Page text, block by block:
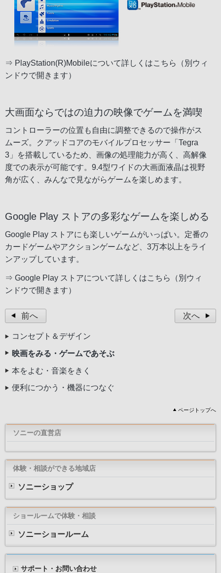
⇒ PlayStation(R)Mobileについて詳しくはこちら（別ウィ
ンドウで開きます）
大画面ならではの迫力の映像でゲームを満喫
コントローラーの位置も自由に調整できるので操作がス
ムーズ。クアッドコアのモバイルプロセッサー「Tegra
3」を搭載しているため、画像の処理能力が高く、高解像
度での表示が可能です。9.4型ワイドの大画面液晶は視野
角が広く、みんなで見ながらゲームを楽しめます。
Google Play ストアの多彩なゲームを楽しめる
Google Play ストアにも楽しいゲームがいっぱい。定番の
カードゲームやアクションゲームなど、3万本以上をライ
ンアップしています。
⇒ Google Play ストアについて詳しくはこちら（別ウィ
ンドウで開きます）
前へ 次へ
コンセプト＆デザイン
映画をみる・ゲームであそぶ
本をよむ・音楽をきく
便利につかう・機器につなぐ
ページトップへ
ソニーの直営店
体験・相談ができる地域店
ソニーショップ
ショールームで体験・相談
ソニーショールーム
サポート・お問い合わせ